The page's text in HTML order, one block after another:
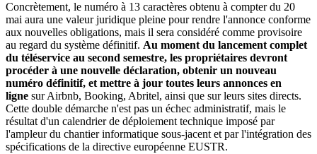
Concrètement, le numéro à 13 caractères obtenu à compter du 20
mai aura une valeur juridique pleine pour rendre l'annonce conforme
aux nouvelles obligations, mais il sera considéré comme provisoire
au regard du système définitif. Au moment du lancement complet
du téléservice au second semestre, les propriétaires devront
procéder à une nouvelle déclaration, obtenir un nouveau
numéro définitif, et mettre à jour toutes leurs annonces en
ligne sur Airbnb, Booking, Abritel, ainsi que sur leurs sites directs.
Cette double démarche n'est pas un échec administratif, mais le
résultat d'un calendrier de déploiement technique imposé par
l'ampleur du chantier informatique sous-jacent et par l'intégration des
spécifications de la directive européenne EUSTR.